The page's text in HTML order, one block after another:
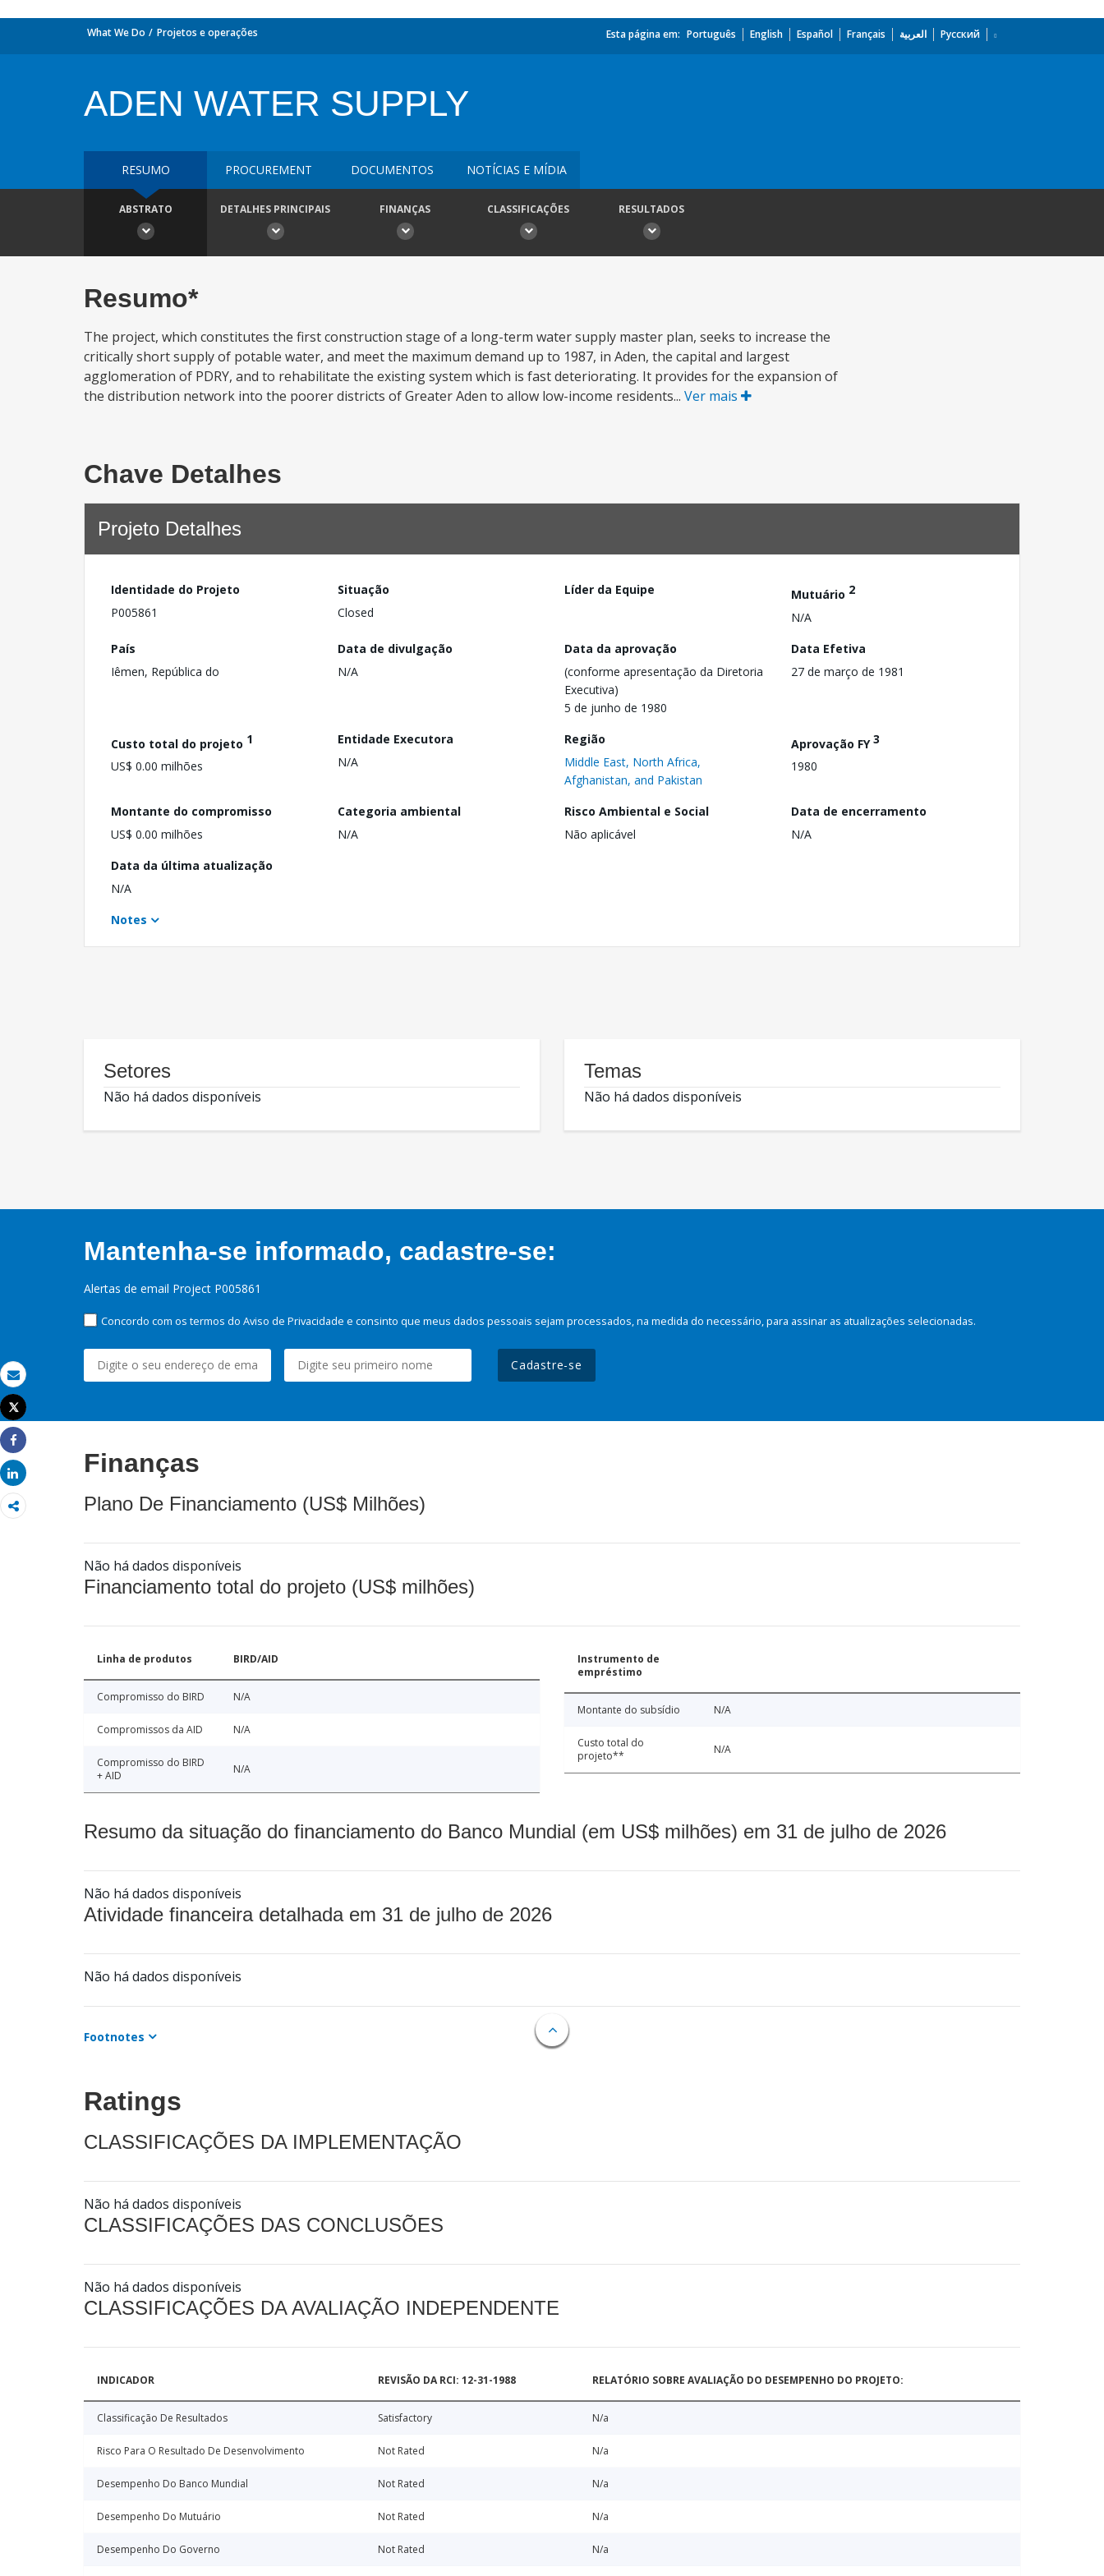
Email
Imprimir
Tweet
Share
Share
What We Do Projetos e operações Esta página em: Português English Español Français العربية Русский
ADEN WATER SUPPLY
RESUMO PROCUREMENT DOCUMENTOS NOTÍCIAS E MÍDIA
ABSTRATO DETALHES PRINCIPAIS FINANÇAS CLASSIFICAÇÕES RESULTADOS
Resumo*
The project, which constitutes the first construction stage of a long-term water supply master plan, seeks to increase the
critically short supply of potable water, and meet the maximum demand up to 1987, in Aden, the capital and largest
agglomeration of PDRY, and to rehabilitate the existing system which is fast deteriorating. It provides for the expansion of
the distribution network into the poorer districts of Greater Aden to allow low-income residents... Ver mais
Chave Detalhes
Projeto Detalhes
Identidade do Projeto
P005861
Situação
Closed
Líder da Equipe Mutuário 2
N/A
País
Iêmen, República do
Data de divulgação
N/A
Data da aprovação
(conforme apresentação da Diretoria
Executiva)
5 de junho de 1980
Data Efetiva
27 de março de 1981
Custo total do projeto 1
US$ 0.00 milhões
Entidade Executora
N/A
Região
Middle East, North Africa,
Afghanistan, and Pakistan
Aprovação FY3
1980
Montante do compromisso
US$ 0.00 milhões
Categoria ambiental
N/A
Risco Ambiental e Social
Não aplicável
Data de encerramento
N/A
Data da última atualização
N/A
Notes
Setores
Não há dados disponíveis
Temas
Não há dados disponíveis
Mantenha-se informado, cadastre-se:
Alertas de email Project P005861
Concordo com os termos do Aviso de Privacidade e consinto que meus dados pessoais sejam processados, na medida do necessário, para assinar as atualizações selecionadas.
Cadastre-se
Finanças
Plano De Financiamento (US$ Milhões)
Não há dados disponíveis
Financiamento total do projeto (US$ milhões)
Linha de produtos BIRD/AID
Compromisso do BIRD N/A
Compromissos da AID N/A
Compromisso do BIRD
+ AID
N/A
Instrumento de
empréstimo
Montante do subsídio N/A
Custo total do
projeto**
N/A
Resumo da situação do financiamento do Banco Mundial (em US$ milhões) em 31 de julho de 2026
Não há dados disponíveis
Atividade financeira detalhada em 31 de julho de 2026
Não há dados disponíveis
Footnotes
Ratings
CLASSIFICAÇÕES DA IMPLEMENTAÇÃO
Não há dados disponíveis
CLASSIFICAÇÕES DAS CONCLUSÕES
Não há dados disponíveis
CLASSIFICAÇÕES DA AVALIAÇÃO INDEPENDENTE
INDICADOR REVISÃO DA RCI: 12-31-1988 RELATÓRIO SOBRE AVALIAÇÃO DO DESEMPENHO DO PROJETO:
Classificação De Resultados Satisfactory N/a
Risco Para O Resultado De Desenvolvimento Not Rated N/a
Desempenho Do Banco Mundial Not Rated N/a
Desempenho Do Mutuário Not Rated N/a
Desempenho Do Governo Not Rated N/a